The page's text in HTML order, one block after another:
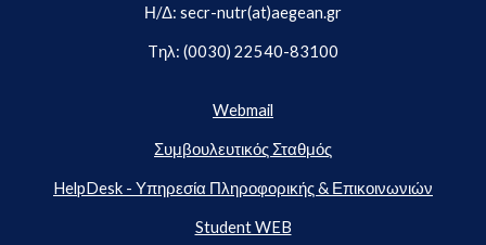
Η/Δ: secr-nutr(at)aegean.gr
Tηλ: (0030) 22540-83100
Webmail
Συμβουλευτικός Σταθμός
HelpDesk - Υπηρεσία Πληροφορικής & Επικοινωνιών
Student WEB